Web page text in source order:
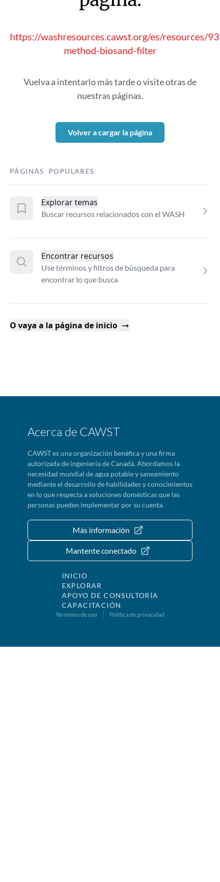
https://washresources.cawst.org/es/resources/
method-biosand-filter
Vuelva a intentarlo más tarde o visite otras de
nuestras páginas.
Volver a cargar la página
PÁGINAS POPULARES
Explorar temas
Buscar recursos relacionados con el WASH
Encontrar recursos
Use términos y filtros de búsqueda para
encontrar lo que busca
O vaya a la página de inicio
Acerca de CAWST
CAWST es una organización benéfica y una firma
autorizada de ingeniería de Canadá. Abordamos la
necesidad mundial de agua potable y saneamiento
mediante el desarrollo de habilidades y conocimientos
en lo que respecta a soluciones domésticas que las
personas pueden implementar por su cuenta.
Más información
Mantente conectado
INICIO
EXPLORAR
APOYO DE CONSULTORÍA
CAPACITACIÓN
Términos de uso Política de privacidad